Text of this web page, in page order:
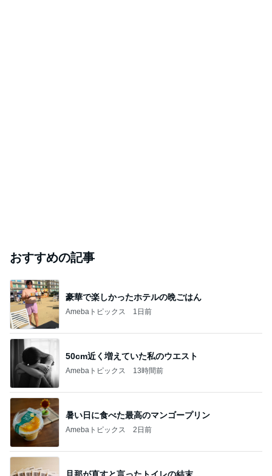
おすすめの記事
豪華で楽しかったホテルの晩ごはん
Amebaトピックス 1日前
50cm近く増えていた私のウエスト
Amebaトピックス 13時間前
暑い日に食べた最高のマンゴープリン
Amebaトピックス 2日前
旦那が直すと言ったトイレの結末